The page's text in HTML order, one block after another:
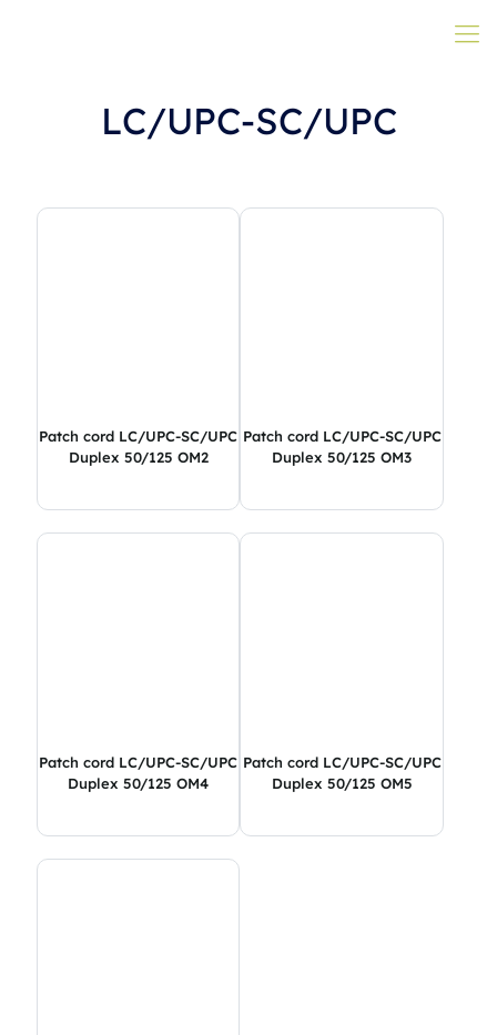
LC/UPC-SC/UPC
Patch cord LC/UPC-SC/UPC
Duplex 50/125 OM2
Patch cord LC/UPC-SC/UPC
Duplex 50/125 OM3
Patch cord LC/UPC-SC/UPC
Duplex 50/125 OM4
Patch cord LC/UPC-SC/UPC
Duplex 50/125 OM5